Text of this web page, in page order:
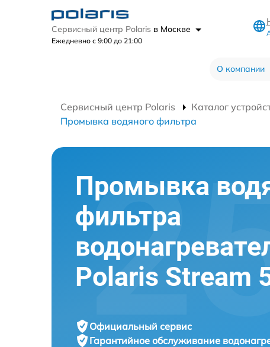
Сервисный центр Polaris в Москве
Ежедневно с 9:00 до 21:00
О компании
Сервисный центр Polaris Каталог
Промывка водяного фильтра
Промывка
фильтра
Polaris Stream
Официальный сервис
Гарантийное обслуживание